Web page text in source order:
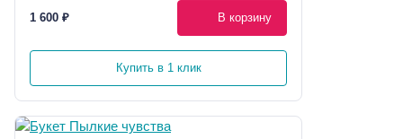
1 600 ₽ В корзину
Купить в 1 клик